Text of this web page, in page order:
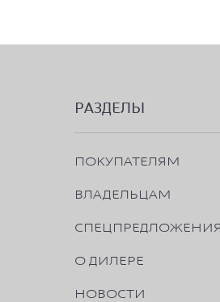
РАЗДЕЛЫ
ПОКУПАТЕЛЯМ
ВЛАДЕЛЬЦАМ
СПЕЦПРЕДЛОЖЕНИЯ
О ДИЛЕРЕ
НОВОСТИ